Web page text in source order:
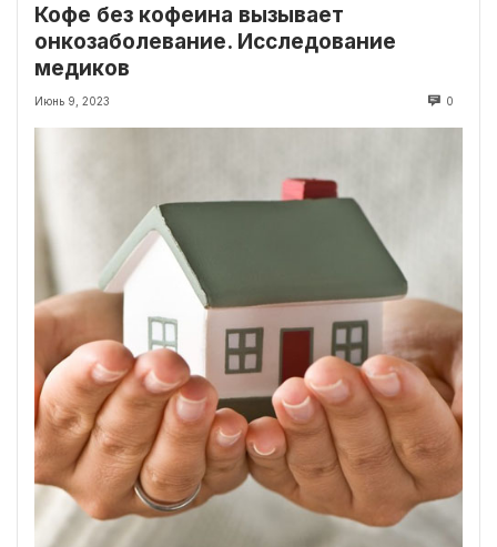
Кофе без кофеина вызывает
онкозаболевание. Исследование
медиков
Июнь 9, 2023 0